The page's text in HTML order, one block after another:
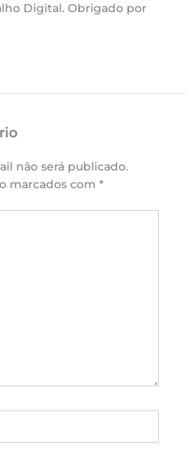
Digital. Obrigado por
não será publicado.
marcados com*